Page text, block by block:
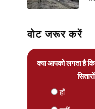
वोट जरूर करें
क्या आपको लगता है
हाँ